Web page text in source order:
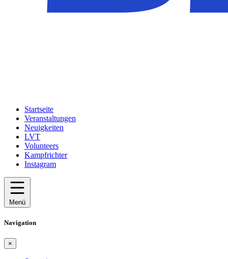
Startseite
Veranstaltungen
Neuigkeiten
LVT
Volunteers
Kampfrichter
Instagram
Menü
Navigation
×